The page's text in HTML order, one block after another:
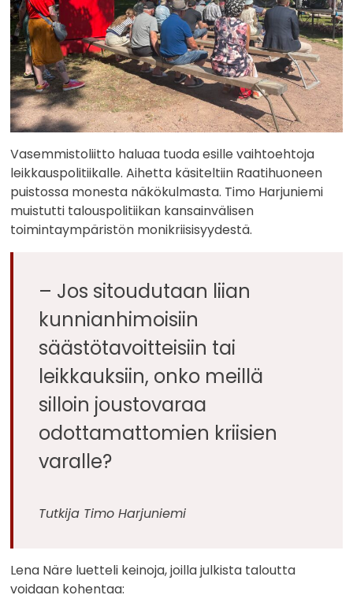
Vasemmistoliitto haluaa tuoda esille vaihtoehtoja
leikkauspolitiikalle. Aihetta käsiteltiin Raatihuoneen
puistossa monesta näkökulmasta. Timo Harjuniemi
muistutti talouspolitiikan kansainvälisen
toimintaympäristön monikriisisyydestä.
– Jos sitoudutaan liian
kunnianhimoisiin
säästötavoitteisiin tai
leikkauksiin, onko meillä
silloin joustovaraa
odottamattomien kriisien
varalle?
Tutkija Timo Harjuniemi
Lena Näre luetteli keinoja, joilla julkista taloutta
voidaan kohentaa: